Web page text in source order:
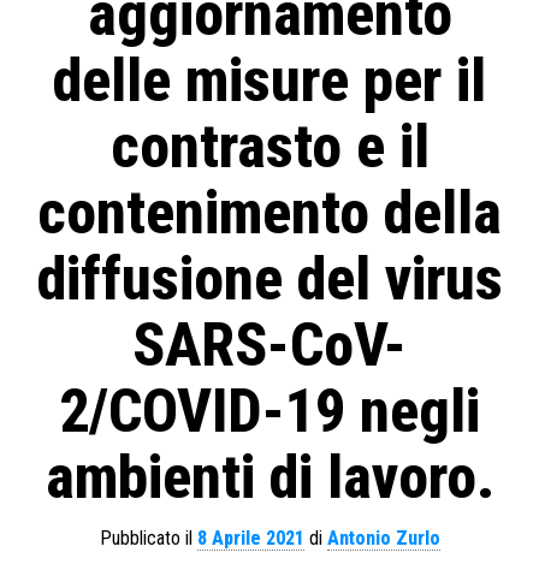
aggiornamento
delle misure per il
contrasto e il
contenimento della
diffusione del virus
SARS-CoV-
2/COVID-19 negli
ambienti di lavoro.
Pubblicato il 8 Aprile 2021 di Antonio Zurlo